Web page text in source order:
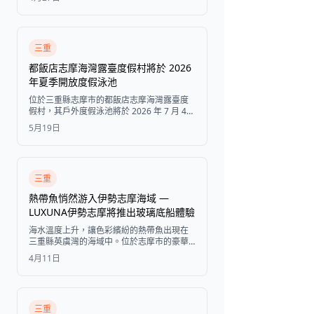
館住宿、立槳衝浪 (SUP) 以及藝術工作坊，
三重
都飯店志摩海灣露臺度假村將於 2026
年夏季開放度假泳池
位於三重縣志摩市的都飯店志摩海灣露臺度
假村，其戶外度假泳池將於 2026 年 7 月 4
日至 9 月 24 日開放。飯店房客可免費使用日
間泳池。
5月19日
三重
熱帶魚悄然游入伊勢志摩海域 —
LUXUNA伊勢志摩將推出玻璃底船體驗
海水溫度上升，讓色彩繽紛的熱帶魚出現在
三重縣英虞灣的海域中。位於志摩市的豪華
露營渡假村LUXUNA伊勢志摩，將於2026年
5月1日起開設玻璃底船體驗，讓旅客無需下
4月11日
三重